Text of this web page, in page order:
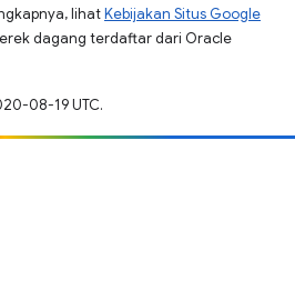
lihatKebijakan Situs Google
dagang terdaftar dari Oracle
08-19 UTC.